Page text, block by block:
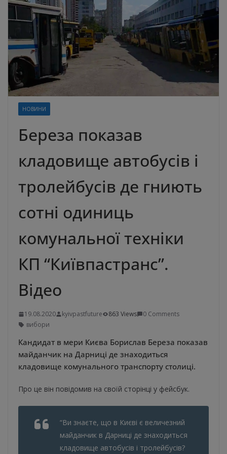
НОВИНИ
Береза показав
кладовище автобусів і
тролейбусів де гниють
сотні одиниць
комунальної техніки
КП “Київпастранс”.
Відео
19.08.2020 kyivpastfuture 863 Views
0 Comments
вибори
Кандидат в мери Києва Борислав Береза показав
майданчик на Дарниці де знаходиться
кладовище комунального транспорту столиці.
Про це він повідомив на своїй сторінці у фейсбук.
“Ви знаєте, що в Києві є величезний
майданчик в Дарниці де знаходиться
кладовище автобусів і тролейбусів?